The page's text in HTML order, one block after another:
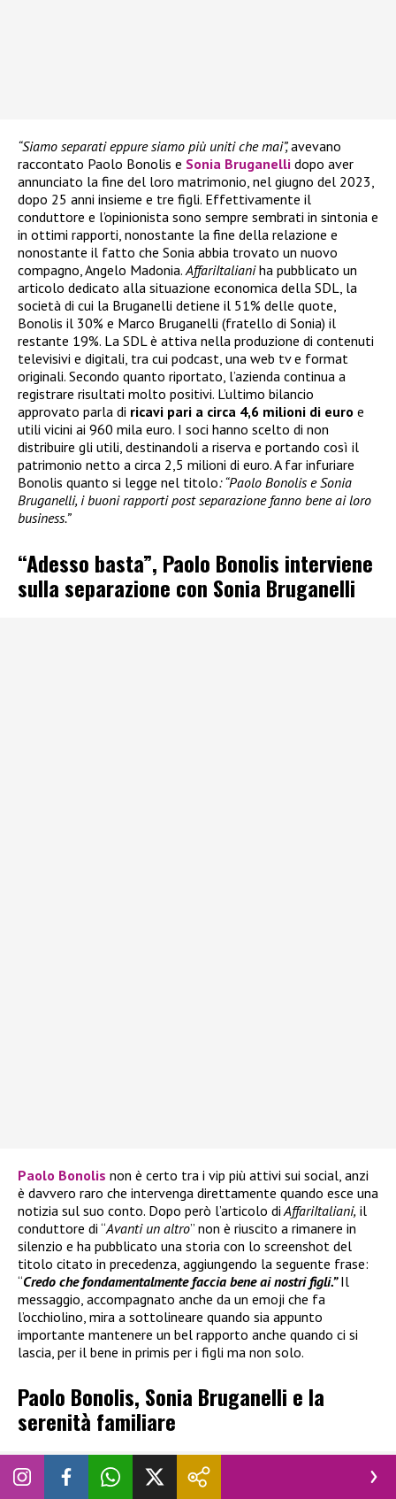
“Siamo separati eppure siamo più uniti che mai”,avevano
raccontato Paolo Bonolis e Sonia Bruganelli dopo aver
annunciato la fine del loro matrimonio, nel giugno del 2023,
dopo 25 anni insieme e tre figli. Effettivamente il
conduttore e l’opinionista sono sempre sembrati in sintonia e
in ottimi rapporti, nonostante la fine della relazione e
nonostante il fatto che Sonia abbia trovato un nuovo
compagno, Angelo Madonia.AffariItalianiha pubblicato un
articolo dedicato alla situazione economica della SDL, la
società di cui la Bruganelli detiene il 51% delle quote,
Bonolis il 30% e Marco Bruganelli (fratello di Sonia) il
restante 19%. La SDL è attiva nella produzione di contenuti
televisivi e digitali, tra cui podcast, una web tv e format
originali. Secondo quanto riportato, l’azienda continua a
registrare risultati molto positivi. L’ultimo bilancio
approvato parla di ricavi pari a circa 4,6 milioni di euro e
utili vicini ai 960 mila euro. I soci hanno scelto di non
distribuire gli utili, destinandoli a riserva e portando così il
patrimonio netto a circa 2,5 milioni di euro. A far infuriare
Bonolis quanto si legge nel titolo: “Paolo Bonolis e Sonia
Bruganelli, i buoni rapporti post separazione fanno bene ai loro
business.”
“Adesso basta”, Paolo Bonolis interviene
sulla separazione con Sonia Bruganelli
Paolo Bonolis non è certo tra i vip più attivi sui social, anzi
è davvero raro che intervenga direttamente quando esce una
notizia sul suo conto. Dopo però l’articolo di AffariItaliani, il
conduttore di “Avanti un altro” non è riuscito a rimanere in
silenzio e ha pubblicato una storia con lo screenshot del
titolo citato in precedenza, aggiungendo la seguente frase:
“Credo che fondamentalmente faccia bene ai nostri figli.”Il
messaggio, accompagnato anche da un emoji che fa
l’occhiolino, mira a sottolineare quando sia appunto
importante mantenere un bel rapporto anche quando ci si
lascia, per il bene in primis per i figli ma non solo.
Paolo Bonolis, Sonia Bruganelli e la
serenità familiare